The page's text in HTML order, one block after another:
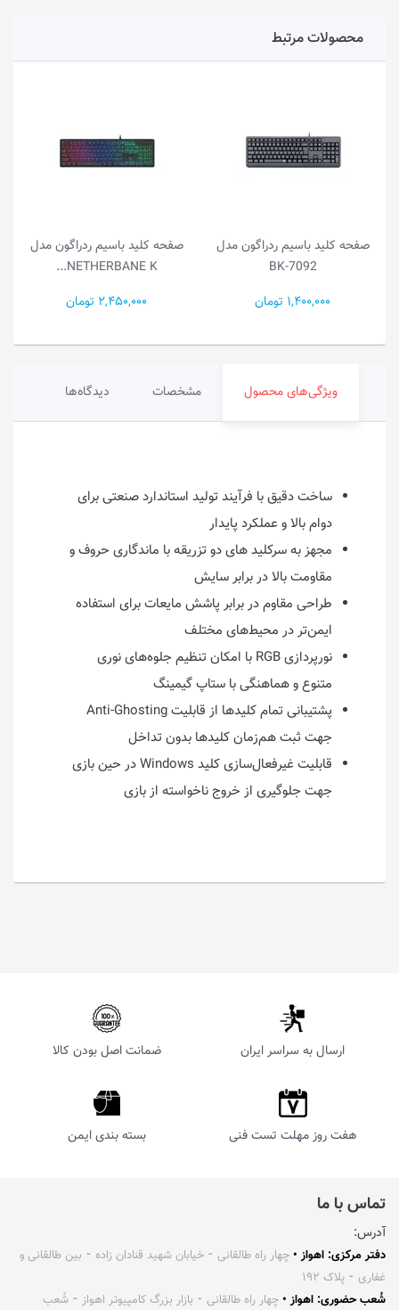
محصولات مرتبط
صفحه کلید باسیم ردراگون مدل
BK-7092
1,400,000 تومان
صفحه کلید باسیم ردراگون مدل
NETHERBANE K...
2,450,000 تومان
ویژگی‌های محصول مشخصات دیدگاه‌ها
ساخت دقیق با فرآیند تولید استاندارد صنعتی برای
دوام بالا و عملکرد پایدار
مجهز به سرکلید های دو تزریقه با ماندگاری حروف و
مقاومت بالا در برابر سایش
طراحی مقاوم در برابر پاشش مایعات برای استفاده
ایمن‌تر در محیط‌های مختلف
نورپردازی RGB با امکان تنظیم جلوه‌های نوری
متنوع و هماهنگی با ستاپ گیمینگ
پشتیبانی تمام کلیدها از قابلیت Anti-Ghosting
جهت ثبت هم‌زمان کلیدها بدون تداخل
قابلیت غیرفعال‌سازی کلید Windows در حین بازی
جهت جلوگیری از خروج ناخواسته از بازی
ارسال به سراسر ایران ضمانت اصل بودن کالا
هفت روز مهلت تست فنی بسته بندی ایمن
تماس با ما
آدرس:
دفتر مرکزی: اهواز • چهار راه طالقانی ⁃ خیابان شهید قنادان زاده ⁃ بین طالقانی و
غفاری ⁃ پلاک ۱۹۲
شُعب حضوری: اهواز • چهار راه طالقانی ⁃ بازار بزرگ کامپیوتر اهواز ⁃ شُعب